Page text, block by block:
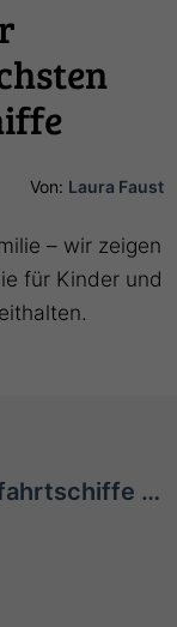
Von: Laura Faust
– wir zeigen
für Kinder und
im Überblick